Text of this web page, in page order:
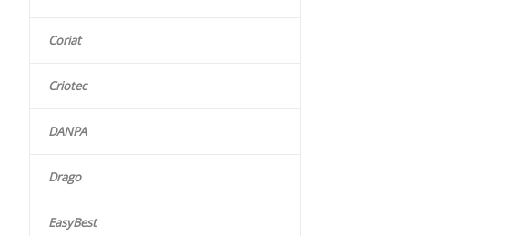
Coriat
Criotec
DANPA
Drago
EasyBest